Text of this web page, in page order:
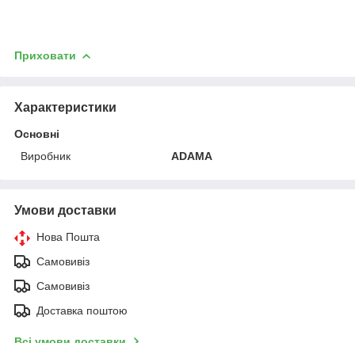
Приховати
Характеристики
Основні
Виробник
ADAMA
Умови доставки
Нова Пошта
Самовивіз
Самовивіз
Доставка поштою